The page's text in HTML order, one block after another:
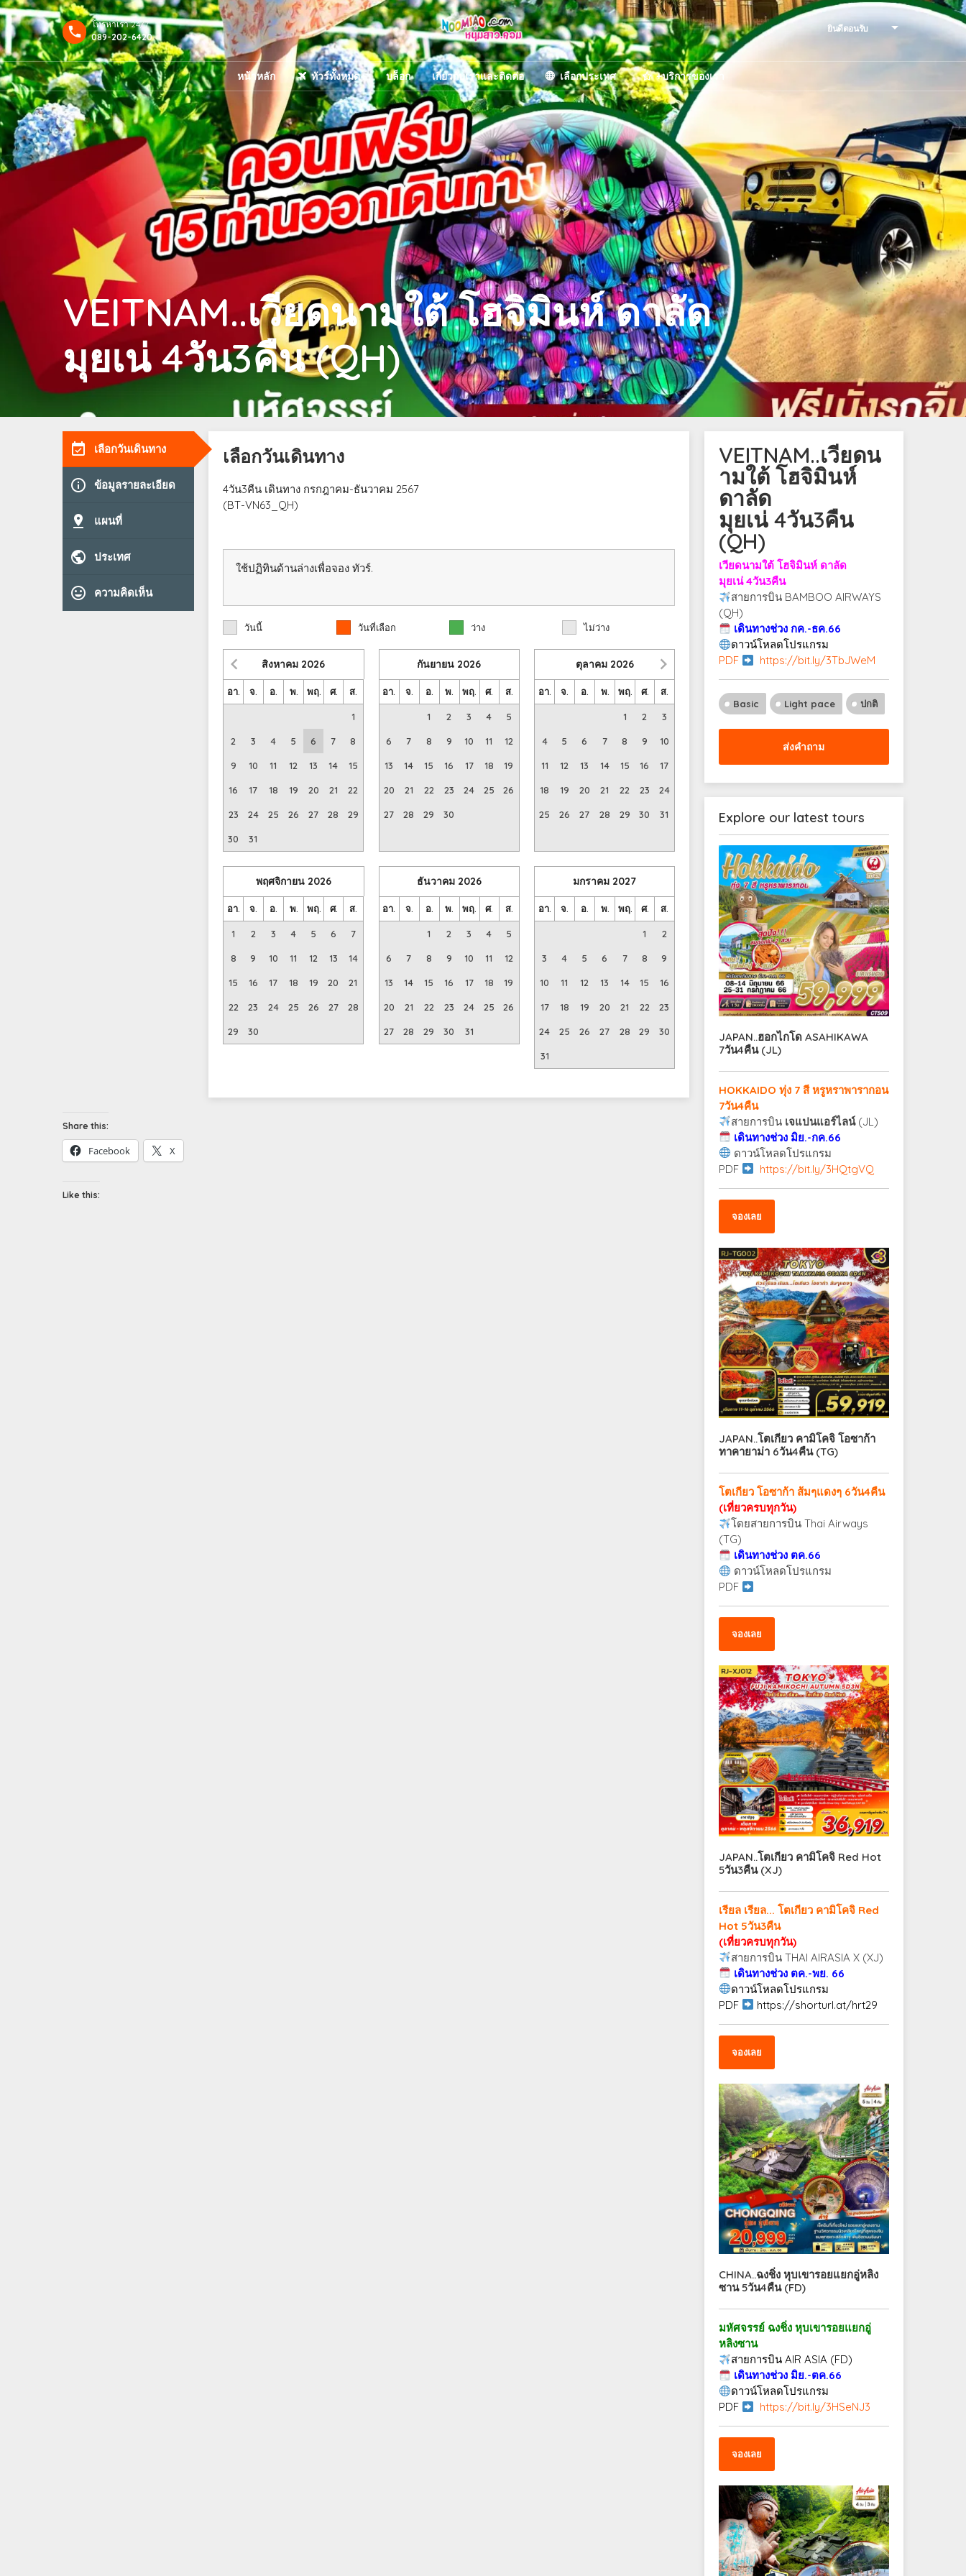
โทรหาเรา 24/7
089-202-6420
ยินดีตอนรับ
หน้าหลัก ทัวร์ทั้งหมด บล็อก เกี่ยวกับเราและติดต่อ เลือกประเทศ +บริการของเรา
VEITNAM..เวียดนามใต้ โฮจิมินห์ ดาลัด
มุยเน่ 4วัน3คืน (QH)
event_available เลือกวันเดินทาง
info_outline ข้อมูลรายละเอียด
pin_drop แผนที่
public ประเทศ
tag_faces ความคิดเห็น
เลือกวันเดินทาง
4วัน3คืน เดินทาง กรกฎาคม-ธันวาคม 2567
(BT-VN63_QH)
ใช้ปฏิทินด้านล่างเพื่อจอง ทัวร์.
วันนี้ วันที่เลือก ว่าง ไม่ว่าง
สิงหาคม 2026
อา. จ. อ. พ. พฤ. ศ. ส.
1
2 3 4 5 6 7 8
9 10 11 12 13 14 15
16 17 18 19 20 21 22
23 24 25 26 27 28 29
30 31
กันยายน 2026
อา. จ. อ. พ. พฤ. ศ. ส.
1 2 3 4 5
6 7 8 9 10 11 12
13 14 15 16 17 18 19
20 21 22 23 24 25 26
27 28 29 30
ตุลาคม 2026
อา. จ. อ. พ. พฤ. ศ. ส.
1 2 3
4 5 6 7 8 9 10
11 12 13 14 15 16 17
18 19 20 21 22 23 24
25 26 27 28 29 30 31
พฤศจิกายน 2026
อา. จ. อ. พ. พฤ. ศ. ส.
1 2 3 4 5 6 7
8 9 10 11 12 13 14
15 16 17 18 19 20 21
22 23 24 25 26 27 28
29 30
ธันวาคม 2026
อา. จ. อ. พ. พฤ. ศ. ส.
1 2 3 4 5
6 7 8 9 10 11 12
13 14 15 16 17 18 19
20 21 22 23 24 25 26
27 28 29 30 31
มกราคม 2027
อา. จ. อ. พ. พฤ. ศ. ส.
1 2
3 4 5 6 7 8 9
10 11 12 13 14 15 16
17 18 19 20 21 22 23
24 25 26 27 28 29 30
31
Share this:
Facebook X
Like this:
VEITNAM..เวียดน
ามใต้ โฮจิมินห์
ดาลัด
มุยเน่ 4วัน3คืน
(QH)
เวียดนามใต้ โฮจิมินห์ ดาลัด
มุยเน่ 4วัน3คืน
สายการบิน BAMBOO AIRWAYS
(QH)
เดินทางช่วง กค.-ธค.66
ดาวน์โหลดโปรแกรม
PDF
https://bit.ly/3TbJWeM
Basic Light pace ปกติ
ส่งคำถาม
Explore our latest tours
JAPAN..ฮอกไกโด ASAHIKAWA
7วัน4คืน (JL)
HOKKAIDO ทุ่ง 7 สี หรูหราพารากอน
7วัน4คืน
สายการบิน เจแปนแอร์ไลน์(JL)
เดินทางช่วง มิย.-กค.66
ดาวน์โหลดโปรแกรม
PDF
https://bit.ly/3HQtgVQ
จองเลย
JAPAN..โตเกียว คามิโคจิ โอซาก้า
ทาคายาม่า 6วัน4คืน (TG)
โตเกียว โอซาก้า ส้มๆแดงๆ 6วัน4คืน
(เที่ยวครบทุกวัน)
โดยสายการบิน Thai Airways
(TG)
เดินทางช่วง ตค.66
ดาวน์โหลดโปรแกรม
PDF
จองเลย
JAPAN..โตเกียว คามิโคจิ Red Hot
5วัน3คืน (XJ)
เรียล เรียล... โตเกียว คามิโคจิ Red
Hot 5วัน3คืน
(เที่ยวครบทุกวัน)
สายการบิน THAI AIRASIA X (XJ)
เดินทางช่วง ตค.-พย. 66
ดาวน์โหลดโปรแกรม
PDF
https://shorturl.at/hrt29
จองเลย
CHINA..ฉงชิ่ง หุบเขารอยแยกอู่หลิง
ซาน 5วัน4คืน (FD)
มหัศจรรย์ ฉงชิ่ง หุบเขารอยแยกอู่
หลิงซาน
สายการบิน AIR ASIA (FD)
เดินทางช่วง มิย.-ตค.66
ดาวน์โหลดโปรแกรม
PDF
https://bit.ly/3HSeNJ3
จองเลย